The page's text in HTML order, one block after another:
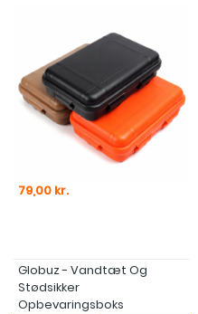
Pris
79,00 kr.
Globuz - Vandtæt Og
Stødsikker
Opbevaringsboks